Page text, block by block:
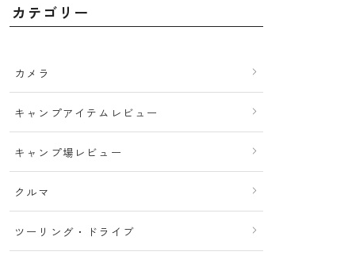
カテゴリー
カメラ
キャンプアイテムレビュー
キャンプ場レビュー
クルマ
ツーリング・ドライブ